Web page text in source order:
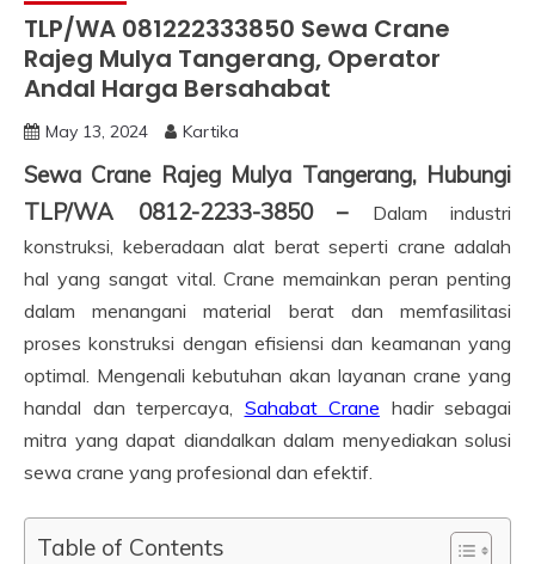
TLP/WA 081222333850 Sewa Crane
Rajeg Mulya Tangerang, Operator
Andal Harga Bersahabat
May 13, 2024 Kartika
Sewa Crane Rajeg Mulya Tangerang, Hubungi
TLP/WA 0812-2233-3850 –
Dalam industri
konstruksi, keberadaan alat berat seperti crane adalah
hal yang sangat vital. Crane memainkan peran penting
dalam menangani material berat dan memfasilitasi
proses konstruksi dengan efisiensi dan keamanan yang
optimal. Mengenali kebutuhan akan layanan crane yang
handal dan terpercaya, Sahabat Crane hadir sebagai
mitra yang dapat diandalkan dalam menyediakan solusi
sewa crane yang profesional dan efektif.
Table of Contents